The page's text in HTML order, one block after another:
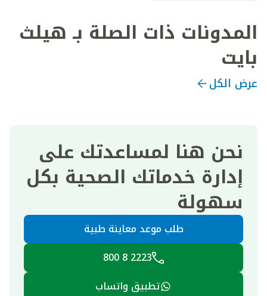
المدونات ذات الصلة بـ هيلث
بايت
عرض الكل
نحن هنا لمساعدتك على
إدارة خدماتك الصحية بكل
سهولة
طلب موعد معاينة طبية
2223 8 800
تطبيق واتساب